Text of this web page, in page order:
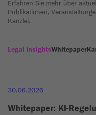
Erfahren Sie mehr über
Publikationen,
Kanzlei.
Legal insightsWhitepaper
30.06.2026
Whitepaper: KI-